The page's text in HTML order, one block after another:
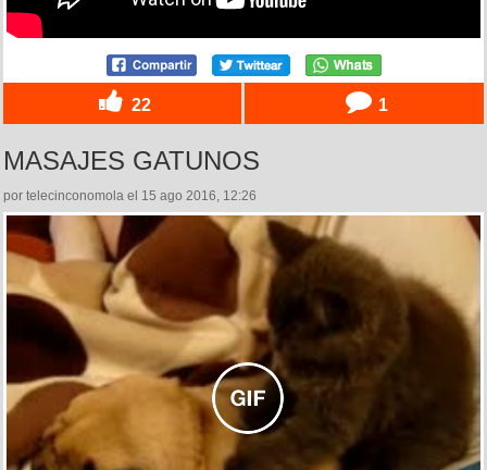
22 1
MASAJES GATUNOS
por telecinconomola el 15 ago 2016, 12:26